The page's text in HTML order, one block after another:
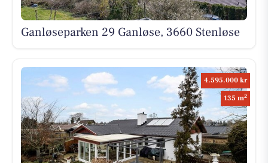
Ganløseparken 29 Ganløse, 3660 Stenløse
4.595.000 kr
135 m2